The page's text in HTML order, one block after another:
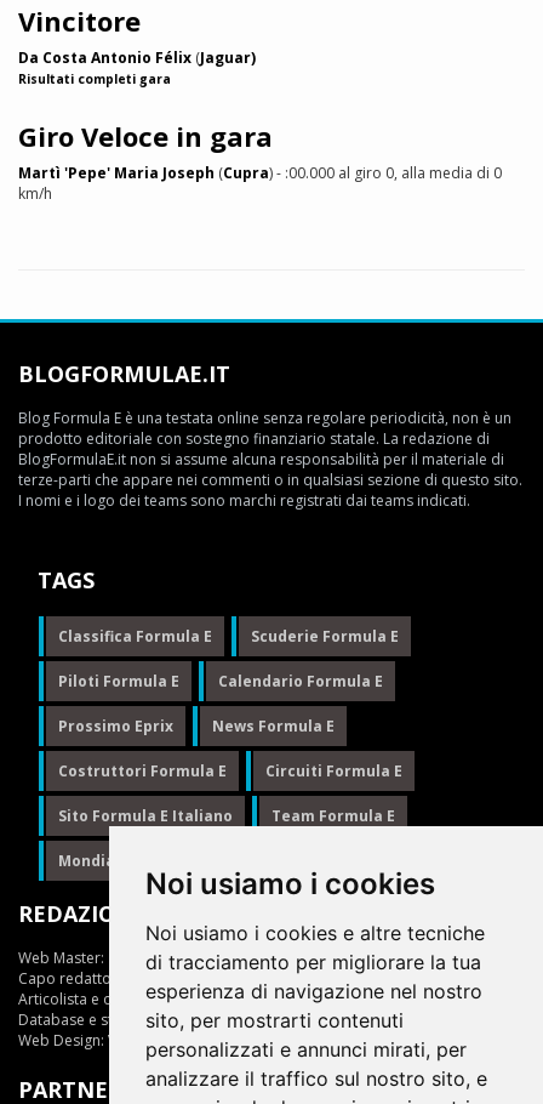
Noi usiamo i cookies
Noi usiamo i cookies e altre tecniche
di tracciamento per migliorare la tua
esperienza di navigazione nel nostro
sito, per mostrarti contenuti
personalizzati e annunci mirati, per
analizzare il traffico sul nostro sito, e
Vincitore
Da Costa Antonio Félix (Jaguar)
Risultati completi gara
Giro Veloce in gara
Martì 'Pepe' Maria Joseph (Cupra) - :00.000 al giro 0, alla media di 0
km/h
BLOGFORMULAE.IT
Blog Formula E è una testata online senza regolare periodicità, non è un
prodotto editoriale con sostegno finanziario statale. La redazione di
BlogFormulaE.it non si assume alcuna responsabilità per il materiale di
terze-parti che appare nei commenti o in qualsiasi sezione di questo sito.
I nomi e i logo dei teams sono marchi registrati dai teams indicati.
TAGS
Classifica Formula E Scuderie Formula E
Piloti Formula E Calendario Formula E
Prossimo Eprix News Formula E
Costruttori Formula E Circuiti Formula E
Sito Formula E Italiano Team Formula E
Mondiale Formula E
REDAZIONE
Web Master:
Ing.Daniele Muscarella
Capo redattore:
Articolista e opinionista:Giuseppe Cianci
Database e statistiche:Marcella Toschi
Web Design: Vittorio Arena
PARTNER